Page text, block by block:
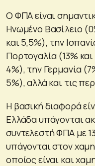
Ο ΦΠΑ είναι
Ηνωμένο Βασίλειο
και 5,5%), την
Πορτογαλία (13%
4%), την Γερμανία
5%), αλλά και τις
Η βασική διαφορά
Ελλάδα υπάγονται
συντελεστή ΦΠΑ με
υπάγονται στον
οποίος είναι και